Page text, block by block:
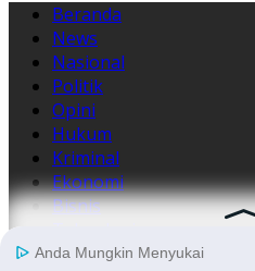
Beranda
News
Nasional
Politik
Opini
Hukum
Kriminal
Ekonomi
Bisnis
Peristiwa